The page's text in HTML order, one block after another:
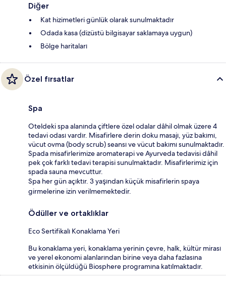
Diğer
Kat hizimetleri günlük olarak sunulmaktadır
Odada kasa (dizüstü bilgisayar saklamaya uygun)
Bölge haritaları
Özel fırsatlar
Spa
Oteldeki spa alanında çiftlere özel odalar dâhil olmak üzere 4
tedavi odası vardır. Misafirlere derin doku masajı, yüz bakımı,
vücut ovma (body scrub) seansı ve vücut bakımı sunulmaktadır.
Spada misafirlerimize aromaterapi ve Ayurveda tedavisi dâhil
pek çok farklı tedavi terapisi sunulmaktadır. Misafirlerimiz için
spada sauna mevcuttur.
Spa her gün açıktır. 3 yaşından küçük misafirlerin spaya
girmelerine izin verilmemektedir.
Ödüller ve ortaklıklar
Eco Sertifikalı Konaklama Yeri
Bu konaklama yeri, konaklama yerinin çevre, halk, kültür mirası
ve yerel ekonomi alanlarından birine veya daha fazlasına
etkisinin ölçüldüğü Biosphere programına katılmaktadır.